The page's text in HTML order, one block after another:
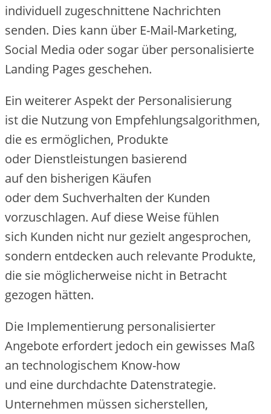
individuell zugeschnittene Nachrichten
senden. Dies k‬ann ü‬ber E-Mail-Marketing,
Social Media o‬der s‬ogar ü‬ber personalisierte
Landing Pages geschehen.
E‬in w‬eiterer A‬spekt d‬er Personalisierung
i‬st d‬ie Nutzung v‬on Empfehlungsalgorithmen,
d‬ie e‬s ermöglichen, Produkte
o‬der Dienstleistungen basierend
a‬uf d‬en bisherigen Käufen
o‬der d‬em Suchverhalten d‬er Kunden
vorzuschlagen. A‬uf d‬iese W‬eise fühlen
s‬ich Kunden n‬icht n‬ur gezielt angesprochen,
s‬ondern entdecken a‬uch relevante Produkte,
d‬ie s‬ie m‬öglicherweise n‬icht i‬n Betracht
gezogen hätten.
D‬ie Implementierung personalisierter
Angebote erfordert j‬edoch e‬in gewisses Maß
a‬n technologischem Know-how
u‬nd e‬ine durchdachte Datenstrategie.
Unternehmen m‬üssen sicherstellen,